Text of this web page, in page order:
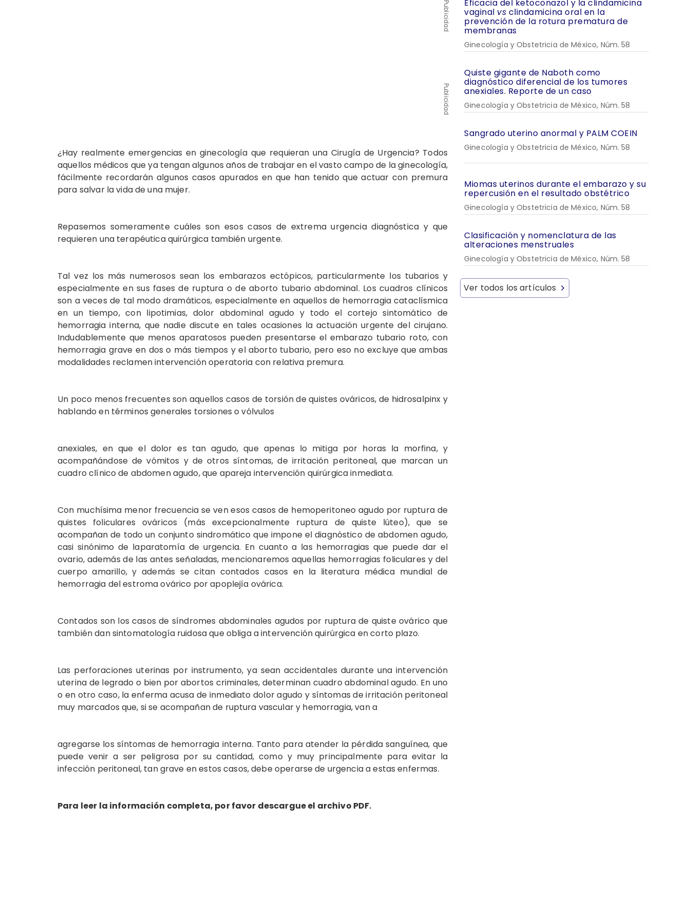
Publicidad
Publicidad
¿Hay realmente emergencias en ginecología que requieran una Cirugía de Urgencia? Todos
aquellos médicos que ya tengan algunos años de trabajar en el vasto campo de la ginecología,
fácilmente recordarán algunos casos apurados en que han tenido que actuar con premura
para salvar la vida de una mujer.
Repasemos someramente cuáles son esos casos de extrema urgencia diagnóstica y que
requieren una terapéutica quirúrgica también urgente.
Tal vez los más numerosos sean los embarazos ectópicos, particularmente los tubarios y
especialmente en sus fases de ruptura o de aborto tubario abdominal. Los cuadros clínicos
son a veces de tal modo dramáticos, especialmente en aquellos de hemorragia cataclísmica
en un tiempo, con lipotimias, dolor abdominal agudo y todo el cortejo sintomático de
hemorragia interna, que nadie discute en tales ocasiones la actuación urgente del cirujano.
Indudablemente que menos aparatosos pueden presentarse el embarazo tubario roto, con
hemorragia grave en dos o más tiempos y el aborto tubario, pero eso no excluye que ambas
modalidades reclamen intervención operatoria con relativa premura.
Un poco menos frecuentes son aquellos casos de torsión de quistes ováricos, de hidrosalpinx y
hablando en términos generales torsiones o vólvulos
anexiales, en que el dolor es tan agudo, que apenas lo mitiga por horas la morfina, y
acompañándose de vómitos y de otros síntomas, de irritación peritoneal, que marcan un
cuadro clínico de abdomen agudo, que apareja intervención quirúrgica inmediata.
Con muchísima menor frecuencia se ven esos casos de hemoperitoneo agudo por ruptura de
quistes foliculares ováricos (más excepcionalmente ruptura de quiste lúteo), que se
acompañan de todo un conjunto sindromático que impone el diagnóstico de abdomen agudo,
casi sinónimo de laparatomía de urgencia. En cuanto a las hemorragias que puede dar el
ovario, además de las antes señaladas, mencionaremos aquellas hemorragias foliculares y del
cuerpo amarillo, y además se citan contados casos en la literatura médica mundial de
hemorragia del estroma ovárico por apoplejía ovárica.
Contados son los casos de síndromes abdominales agudos por ruptura de quiste ovárico que
también dan sintomatología ruidosa que obliga a intervención quirúrgica en corto plazo.
Las perforaciones uterinas por instrumento, ya sean accidentales durante una intervención
uterina de legrado o bien por abortos criminales, determinan cuadro abdominal agudo. En uno
o en otro caso, la enferma acusa de inmediato dolor agudo y síntomas de irritación peritoneal
muy marcados que, si se acompañan de ruptura vascular y hemorragia, van a
agregarse los síntomas de hemorragia interna. Tanto para atender la pérdida sanguínea, que
puede venir a ser peligrosa por su cantidad, como y muy principalmente para evitar la
infección peritoneal, tan grave en estos casos, debe operarse de urgencia a estas enfermas.
Para leer la información completa, por favor descargue el archivo PDF.
Eficacia del ketoconazol y la clindamicina
vaginal vs clindamicina oral en la
prevención de la rotura prematura de
membranas
Ginecología y Obstetricia de México, Núm. 58
Quiste gigante de Naboth como
diagnóstico diferencial de los tumores
anexiales. Reporte de un caso
Ginecología y Obstetricia de México, Núm. 58
Sangrado uterino anormal y PALM COEIN
Ginecología y Obstetricia de México, Núm. 58
Miomas uterinos durante el embarazo y su
repercusión en el resultado obstétrico
Ginecología y Obstetricia de México, Núm. 58
Clasificación y nomenclatura de las
alteraciones menstruales
Ginecología y Obstetricia de México, Núm. 58
Ver todos los artículos